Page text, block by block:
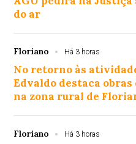
do ar
Floriano Há 3 horas
No retorno às
Edvaldo destaca
na zona rural de
Floriano Há 3 horas